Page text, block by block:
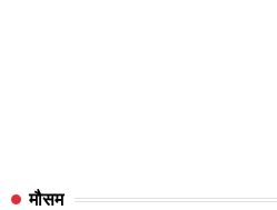
मौसम